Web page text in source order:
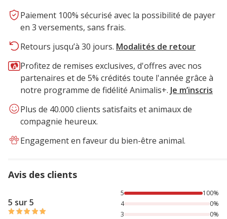
Paiement 100% sécurisé avec la possibilité de payer
en 3 versements, sans frais.
Retours jusqu’à 30 jours. Modalités de retour
Profitez de remises exclusives, d'offres avec nos
partenaires et de 5% crédités toute l'année grâce à
notre programme de fidélité Animalis+. Je m’inscris
Plus de 40.000 clients satisfaits et animaux de
compagnie heureux.
Engagement en faveur du bien-être animal.
Avis des clients
5 sur 5
100% des personnes lont noté avec {1} étoiles,
5
100%
4
0%
3
0%